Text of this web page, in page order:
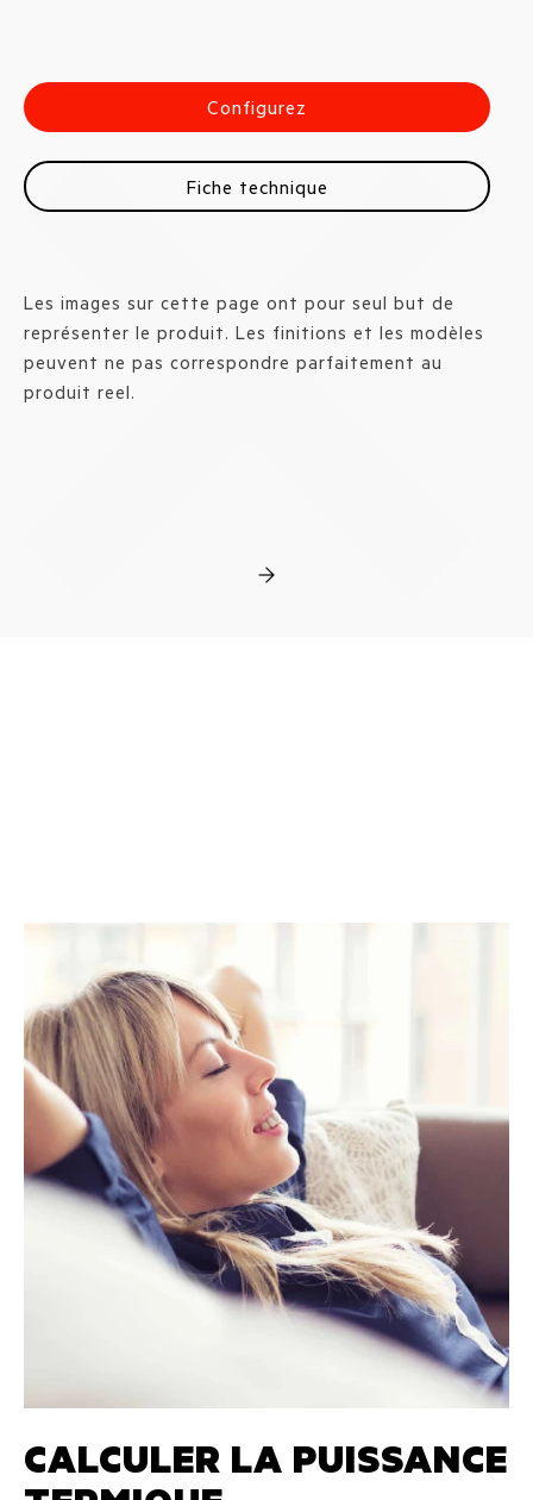
Configurez
Fiche technique
Les images sur cette page ont pour seul but de
représenter le produit. Les finitions et les modèles
peuvent ne pas correspondre parfaitement au
produit reel.
CALCULER LA PUISSANCE